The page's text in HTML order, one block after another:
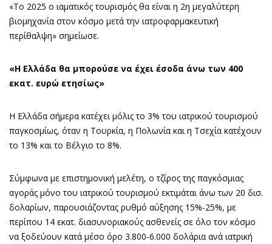
«Το 2025 ο ιαματικός τουρισμός θα είναι η 2η μεγαλύτερη
βιομηχανία στον κόσμο μετά την ιατροφαρμακευτική
περίθαλψη» σημείωσε.
«Η Ελλάδα θα μπορούσε να έχει έσοδα άνω των 400
εκατ. ευρώ ετησίως»
Η Ελλάδα σήμερα κατέχει μόλις το 3% του ιατρικού τουρισμού
παγκοσμίως, όταν η Τουρκία, η Πολωνία και η Τσεχία κατέχουν
το 13% και το Βέλγιο το 8%.
Σύμφωνα με επιστημονική μελέτη, ο τζίρος της παγκόσμιας
αγοράς μόνο του ιατρικού τουρισμού εκτιμάται άνω των 20 δισ.
δολαρίων, παρουσιάζοντας ρυθμό αύξησης 15%-25%, με
περίπου 14 εκατ. διασυνοριακούς ασθενείς σε όλο τον κόσμο
να ξοδεύουν κατά μέσο όρο 3.800-6.000 δολάρια ανά ιατρική